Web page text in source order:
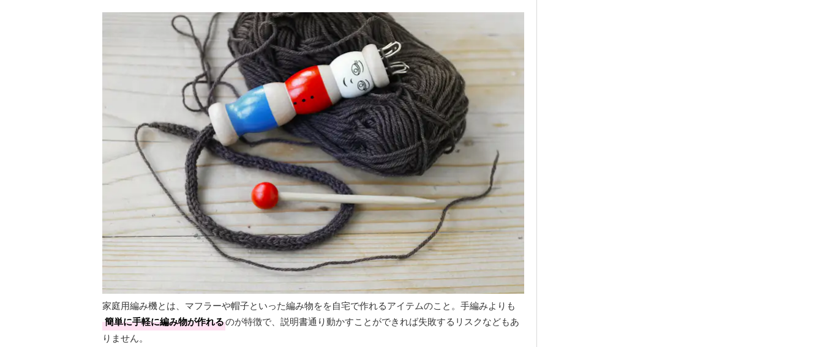
家庭用編み機とは、マフラーや帽子といった編み物をを自宅で作れるアイテムのこと。手編みよりも
簡単に手軽に編み物が作れるのが特徴で、説明書通り動かすことができれば失敗するリスクなどもあ
りません。